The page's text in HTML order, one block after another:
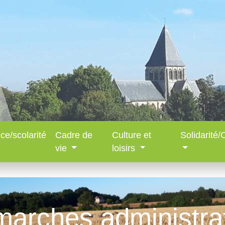
scolarité
Cadre de
vie
Culture et
loisirs
Solidarité/